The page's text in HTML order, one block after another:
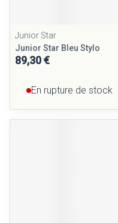
Junior Star
Junior Star Bleu Stylo
89,30 €
En rupture de stock